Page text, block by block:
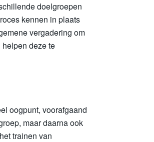
doelgroepen
kennen in plaats
vergadering om
deze te
oogpunt, voorafgaand
maar daarna ook
trainen van